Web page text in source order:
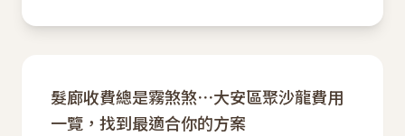
髮廊收費總是霧煞煞⋯大安區聚沙龍費用
一覽，找到最適合你的方案